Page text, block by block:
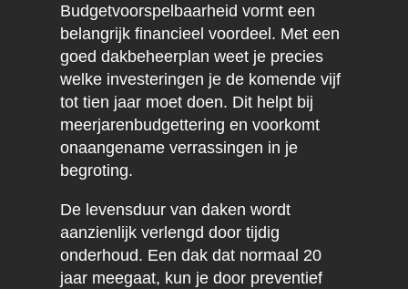
Budgetvoorspelbaarheid vormt een
belangrijk financieel voordeel. Met een
goed dakbeheerplan weet je precies
welke investeringen je de komende vijf
tot tien jaar moet doen. Dit helpt bij
meerjarenbudgettering en voorkomt
onaangename verrassingen in je
begroting.
De levensduur van daken wordt
aanzienlijk verlengd door tijdig
onderhoud. Een dak dat normaal 20
jaar meegaat, kun je door preventief